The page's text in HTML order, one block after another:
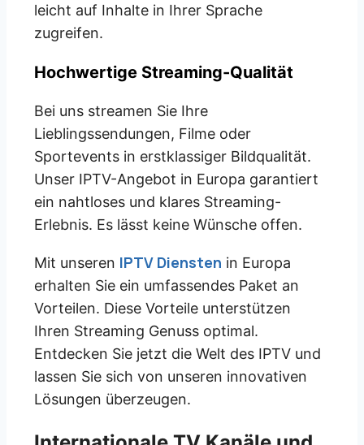
leicht auf Inhalte in Ihrer Sprache
zugreifen.
Hochwertige Streaming-Qualität
Bei uns streamen Sie Ihre
Lieblingssendungen, Filme oder
Sportevents in erstklassiger Bildqualität.
Unser IPTV-Angebot in Europa garantiert
ein nahtloses und klares Streaming-
Erlebnis. Es lässt keine Wünsche offen.
Mit unseren IPTV Diensten in Europa
erhalten Sie ein umfassendes Paket an
Vorteilen. Diese Vorteile unterstützen
Ihren Streaming Genuss optimal.
Entdecken Sie jetzt die Welt des IPTV und
lassen Sie sich von unseren innovativen
Lösungen überzeugen.